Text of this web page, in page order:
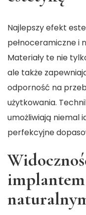
Najlepszy efekt
pełnoceramiczne i
Materiały te nie
ale także
odporność na
użytkowania.
umożliwiają niemal
perfekcyjne